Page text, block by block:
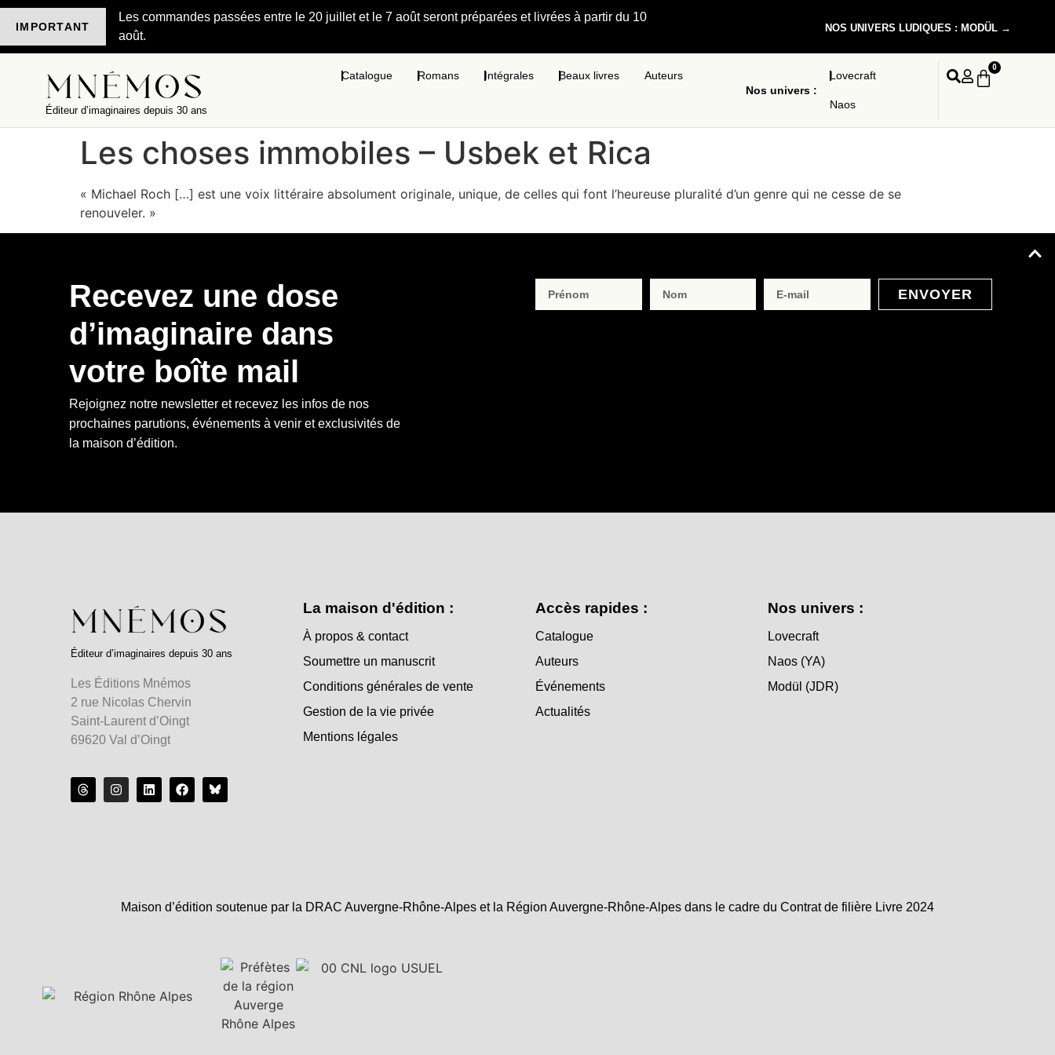
IMPORTANT
Les commandes passées entre le 20 juillet et le 7 août seront préparées et livrées à partir du 10
août.
NOS UNIVERS LUDIQUES : MODÜL →
Éditeur d’imaginaires depuis 30 ans
Catalogue Romans Intégrales Beaux livres
Auteurs
Nos univers :
Lovecraft
Naos
0
Les choses immobiles – Usbek et Rica
« Michael Roch […] est une voix littéraire absolument originale, unique, de celles qui font l’heureuse pluralité d’un genre qui ne cesse de se
renouveler. »
Recevez une dose
d’imaginaire dans
votre boîte mail
Rejoignez notre newsletter et recevez les infos de nos
prochaines parutions, événements à venir et exclusivités de
la maison d’édition.
ENVOYER
Éditeur d’imaginaires depuis 30 ans
Les Éditions Mnémos
2 rue Nicolas Chervin
Saint-Laurent d’Oingt
69620 Val d’Oingt
La maison d'édition :
À propos & contact
Soumettre un manuscrit
Conditions générales de vente
Gestion de la vie privée
Mentions légales
Accès rapides :
Catalogue
Auteurs
Événements
Actualités
Nos univers :
Lovecraft
Naos (YA)
Modül (JDR)
Maison d’édition soutenue par la DRAC Auvergne-Rhône-Alpes et la Région Auvergne-Rhône-Alpes dans le cadre du Contrat de filière Livre 2024